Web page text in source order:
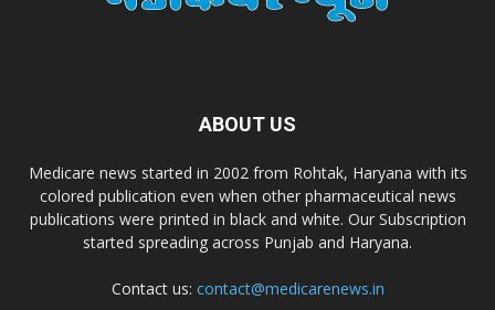
Dr. Alson Laboratories Private Limited
Domagk Smith Labs Pvt Ltd
Diya Healthcare Private Limited
ABOUT US
Medicare news started in 2002 from Rohtak, Haryana with its
colored publication even when other pharmaceutical news
publications were printed in black and white. Our Subscription
started spreading across Punjab and Haryana.
Contact us: contact@medicarenews.in